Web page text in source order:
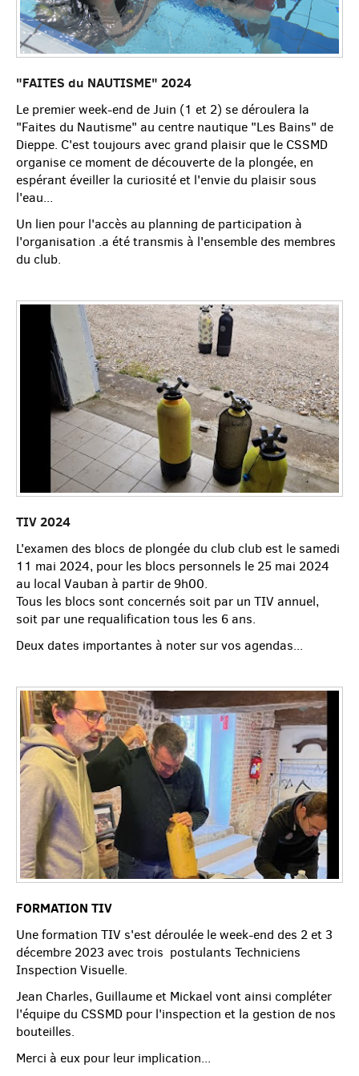
"FAITES du NAUTISME" 2024
Le premier week-end de Juin (1 et 2) se déroulera la
"Faites du Nautisme" au centre nautique "Les Bains" de
Dieppe. C'est toujours avec grand plaisir que le CSSMD
organise ce moment de découverte de la plongée, en
espérant éveiller la curiosité et l'envie du plaisir sous
l'eau...
Un lien pour l'accès au planning de participation à
l'organisation .a été transmis à l'ensemble des membres
du club.
TIV 2024
L'examen des blocs de plongée du club club est le samedi
11 mai 2024, pour les blocs personnels le 25 mai 2024
au local Vauban à partir de 9h00.
Tous les blocs sont concernés soit par un TIV annuel,
soit par une requalification tous les 6 ans.
Deux dates importantes à noter sur vos agendas...
FORMATION TIV
Une formation TIV s'est déroulée le week-end des 2 et 3
décembre 2023 avec trois postulants Techniciens
Inspection Visuelle.
Jean Charles, Guillaume et Mickael vont ainsi compléter
l'équipe du CSSMD pour l'inspection et la gestion de nos
bouteilles.
Merci à eux pour leur implication...